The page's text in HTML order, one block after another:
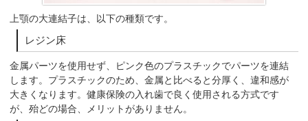
上顎の大連結子は、以下の種類です。
レジン床
金属パーツを使用せず、ピンク色のプラスチックでパーツを連結
します。プラスチックのため、金属と比べると分厚く、違和感が
大きくなります。健康保険の入れ歯で良く使用される方式です
が、殆どの場合、メリットがありません。